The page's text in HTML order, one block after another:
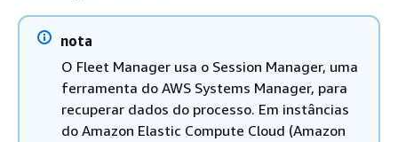
nota
O Fleet Manager usa o Session Manager, uma
ferramenta do AWS Systems Manager, para
recuperar dados do processo. Em instâncias
do Amazon Elastic Compute Cloud (Amazon